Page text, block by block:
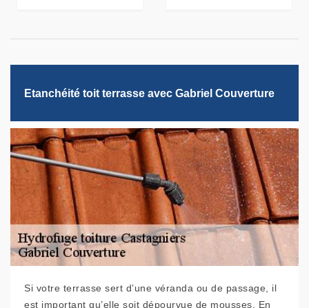
Etanchéité toit terrasse avec Gabriel Couverture
Si votre terrasse sert d’une véranda ou de passage, il
est important qu’elle soit dépourvue de mousses. En